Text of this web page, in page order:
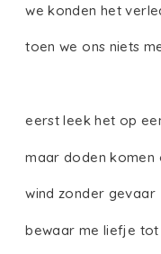
we konden het
toen we ons niets
eerst leek het op
maar doden komen
wind zonder gevaar
bewaar me liefje